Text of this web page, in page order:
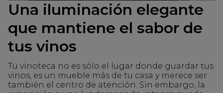
Una iluminación elegante
que mantiene el sabor de
tus vinos
Tu vinoteca no es sólo el lugar donde guardar tus
vinos, es un mueble más de tu casa y merece ser
también el centro de atención. Sin embargo, la